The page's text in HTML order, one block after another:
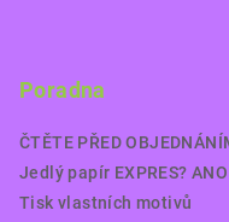
Poradna
ČTĚTE PŘED
Jedlý papír EXPRES? ANO
Tisk vlastních motivů